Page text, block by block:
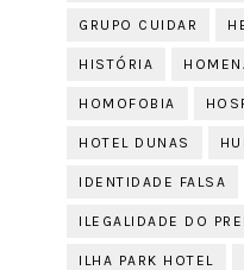
GRUPO CUIDAR
HISTÓRIA
HOMOFOBIA
HOTEL DUNAS
IDENTIDADE FALSA
ILEGALIDADE DO
ILHA PARK HOTEL